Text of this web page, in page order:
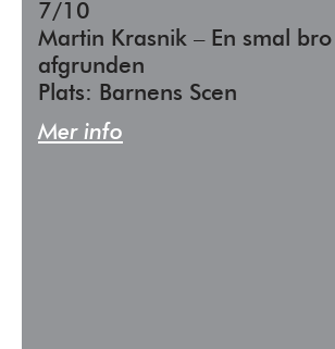
7/10
Martin Krasnik – En smal
afgrunden
Plats: Barnens Scen
Mer info